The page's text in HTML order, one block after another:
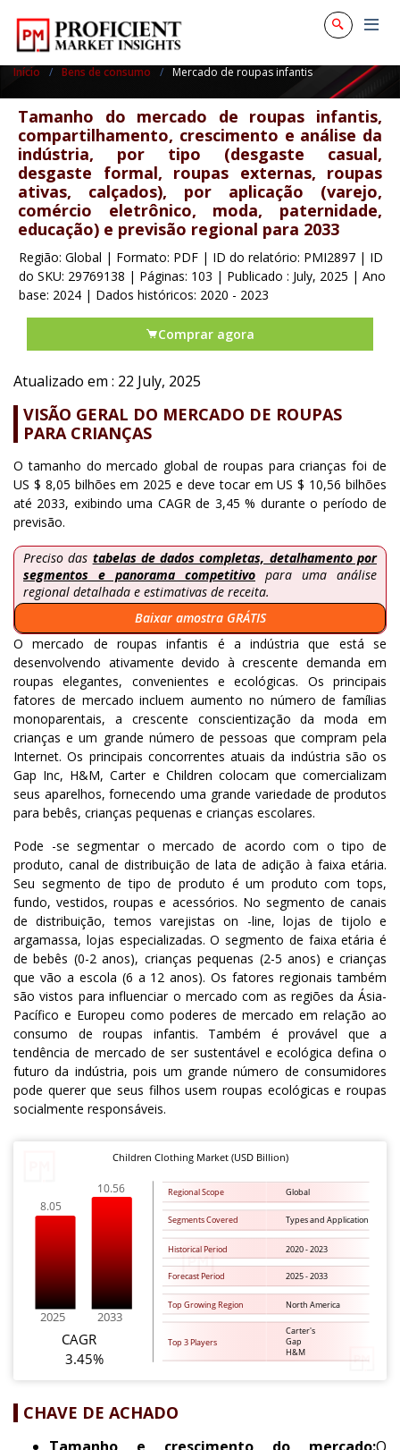
Início Bens de consumo Mercado de roupas infantis
Tamanho do mercado de roupas infantis,
compartilhamento, crescimento e análise da
indústria, por tipo (desgaste casual,
desgaste formal, roupas externas, roupas
ativas, calçados), por aplicação (varejo,
comércio eletrônico, moda, paternidade,
educação) e previsão regional para 2033
Região: Global | Formato: PDF | ID do relatório: PMI2897 | ID
do SKU: 29769138 | Páginas: 103 | Publicado : July, 2025 | Ano
base: 2024 | Dados históricos: 2020 - 2023
Comprar agora
Atualizado em : 22 July, 2025
VISÃO GERAL DO MERCADO DE ROUPAS
PARA CRIANÇAS
O tamanho do mercado global de roupas para crianças foi de
US $ 8,05 bilhões em 2025 e deve tocar em US $ 10,56 bilhões
até 2033, exibindo uma CAGR de 3,45 % durante o período de
previsão.
Preciso das tabelas de dados completas, detalhamento por
segmentos e panorama competitivo para uma análise
regional detalhada e estimativas de receita.
Baixar amostra GRÁTIS
O mercado de roupas infantis é a indústria que está se
desenvolvendo ativamente devido à crescente demanda em
roupas elegantes, convenientes e ecológicas. Os principais
fatores de mercado incluem aumento no número de famílias
monoparentais, a crescente conscientização da moda em
crianças e um grande número de pessoas que compram pela
Internet. Os principais concorrentes atuais da indústria são os
Gap Inc, H&M, Carter e Children colocam que comercializam
seus aparelhos, fornecendo uma grande variedade de produtos
para bebês, crianças pequenas e crianças escolares.
Pode -se segmentar o mercado de acordo com o tipo de
produto, canal de distribuição de lata de adição à faixa etária.
Seu segmento de tipo de produto é um produto com tops,
fundo, vestidos, roupas e acessórios. No segmento de canais
de distribuição, temos varejistas on -line, lojas de tijolo e
argamassa, lojas especializadas. O segmento de faixa etária é
de bebês (0-2 anos), crianças pequenas (2-5 anos) e crianças
que vão a escola (6 a 12 anos). Os fatores regionais também
são vistos para influenciar o mercado com as regiões da Ásia-
Pacífico e Europeu como poderes de mercado em relação ao
consumo de roupas infantis. Também é provável que a
tendência de mercado de ser sustentável e ecológica defina o
futuro da indústria, pois um grande número de consumidores
pode querer que seus filhos usem roupas ecológicas e roupas
socialmente responsáveis.
CHAVE DE ACHADO